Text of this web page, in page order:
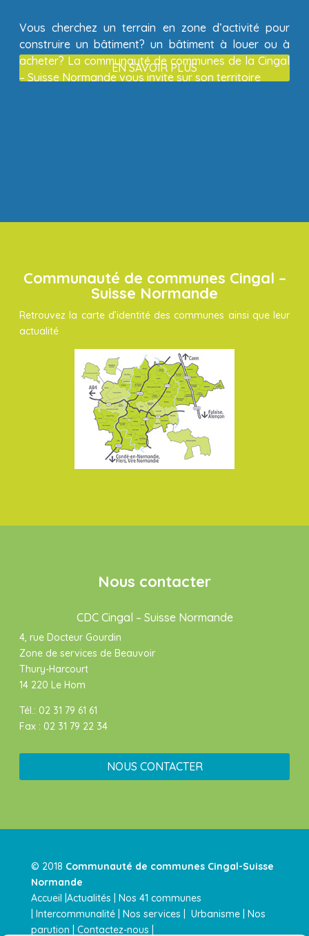
Vous cherchez un terrain en zone d’activité pour
construire un bâtiment? un bâtiment à louer ou à
acheter? La communauté de communes de la Cingal
– Suisse Normande vous invite sur son territoire
EN SAVOIR PLUS
Communauté de communes Cingal –
Suisse Normande
Retrouvez la carte d’identité des communes ainsi que leur
actualité
Nous contacter
CDC Cingal – Suisse Normande
4, rue Docteur Gourdin
Zone de services de Beauvoir
Thury-Harcourt
14 220 Le Hom
Tél.: 02 31 79 61 61
Fax : 02 31 79 22 34
NOUS CONTACTER
© 2018 Communauté de communes Cingal-Suisse
Normande
Accueil | Actualités
Nos 41 communes
Intercommunalité| Nos services Urbanisme |
Nos
parution
Contactez-nous |